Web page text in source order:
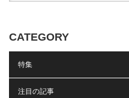
CATEGORY
特集
注目の記事